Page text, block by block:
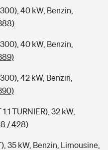
40 kW, Benzin,
40 kW, Benzin,
42 kW, Benzin,
TURNIER), 32 kW,
/ 428)
35 kW, Benzin, Limousine,